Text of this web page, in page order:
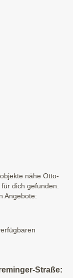
nähe Otto-
dich gefunden.
Angebote:
Straße: